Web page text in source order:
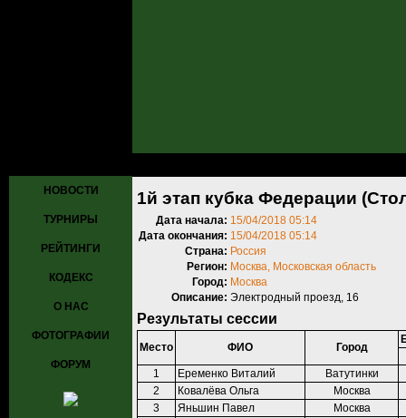
НОВОСТИ
ТУРНИРЫ
РЕЙТИНГИ
КОДЕКС
О НАС
ФОТОГРАФИИ
ФОРУМ
1й этап кубка Федерации
Дата начала: 15/04/2018 05:14
Дата окончания: 15/04/2018 05:14
Страна: Россия
Регион: Москва, Московская область
Город: Москва
Описание: Электродный проезд, 16
Результаты сессии
Место ФИО Город
1 Еременко Виталий
Ватутинки
2
Ковалёва Ольга
Москва
3
Яньшин Павел
Москва